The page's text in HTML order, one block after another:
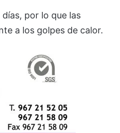
por lo que las
a los golpes de calor.